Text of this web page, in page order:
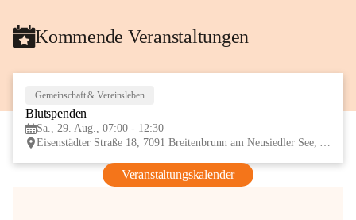
Kommende Veranstaltungen
Gemeinschaft & Vereinsleben
Blutspenden
Sa., 29. Aug., 07:00 - 12:30
Eisenstädter Straße 18, 7091 Breitenbrunn am Neusiedler See, AUT
Veranstaltungskalender